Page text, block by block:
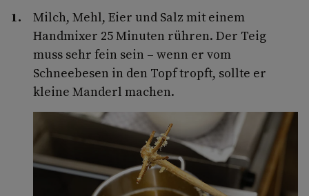
Milch, Mehl, Eier und Salz mit einem
Handmixer 25 Minuten rühren. Der Teig
muss sehr fein sein – wenn er vom
Schneebesen in den Topf tropft, sollte er
kleine Manderl machen.